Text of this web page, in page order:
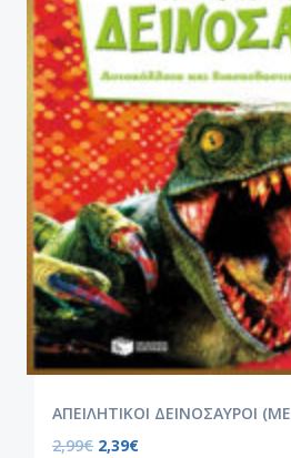
ΑΠΕΙΛΗΤΙΚΟΙ ΔΕΙΝΟΣΑΥΡΟΙ
2,99€ 2,39€